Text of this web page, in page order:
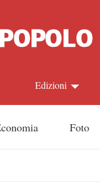
Edizioni
Foto